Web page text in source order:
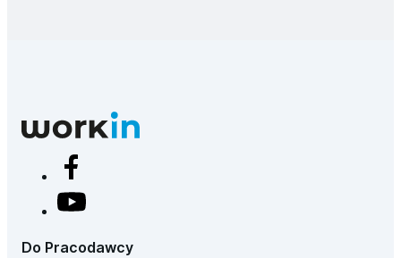
Do Pracodawcy